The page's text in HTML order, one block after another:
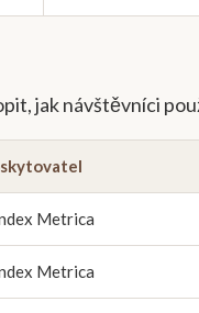
jak návštěvníci
Metrica
Metrica